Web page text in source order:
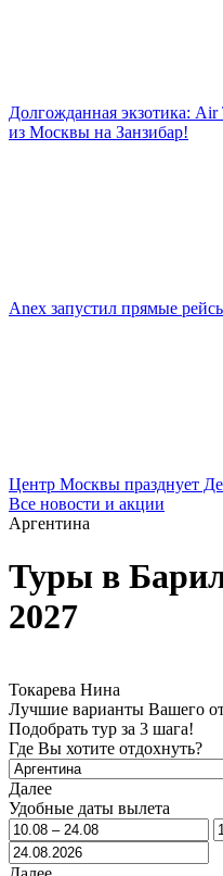
Долгожданная экзотика: Air
из Москвы на Занзибар!
Anex запустил прямые
Центр Москвы празднует
Все новости и акции
Аргентина
Туры в
2027
Токарева Нина
Лучшие варианты Вашего
Подобрать тур за 3 шага!
Где Вы хотите отдохнуть?
Далее
Удобные даты вылета